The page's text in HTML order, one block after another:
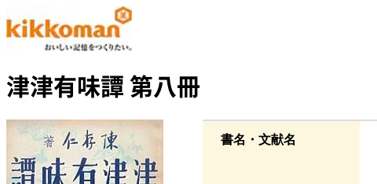
津津有味譚 第八冊
書名・文献名